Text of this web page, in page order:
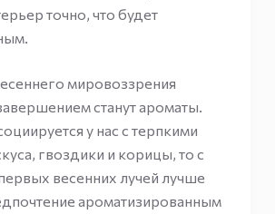
точно, что будет
мировоззрения
станут ароматы.
у нас с терпкими
гвоздики и корицы, то с
весенних лучей лучше
ароматизированным